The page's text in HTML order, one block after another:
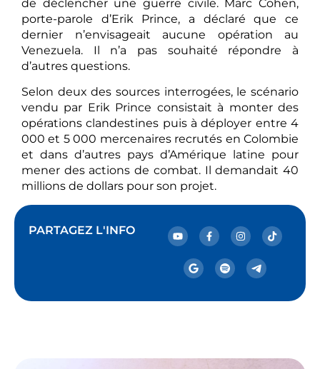
de déclencher une guerre civile. Marc Cohen,
porte-parole d’Erik Prince, a déclaré que ce
dernier n’envisageait aucune opération au
Venezuela. Il n’a pas souhaité répondre à
d’autres questions.
Selon deux des sources interrogées, le scénario
vendu par Erik Prince consistait à monter des
opérations clandestines puis à déployer entre 4
000 et 5 000 mercenaires recrutés en Colombie
et dans d’autres pays d’Amérique latine pour
mener des actions de combat. Il demandait 40
millions de dollars pour son projet.
PARTAGEZ L'INFO